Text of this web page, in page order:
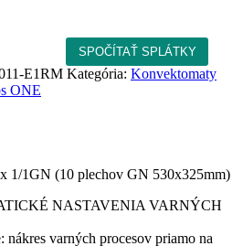
E1RM Kategória: Konvektomaty
ONE
1/1GN (10 plechov GN 530x325mm)
NASTAVENIA VARNÝCH
varných procesov priamo na